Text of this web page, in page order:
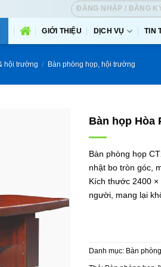
ĐĂNG NHẬP / ĐĂNG
GIỚI THIỆU DỊCH VỤ TIN
hội trường / Bàn phòng họp, hội trường
Bàn họp Hòa
Bàn phòng họp
nhật bo tròn góc,
Kích thước 2400
người, mang lại
Danh mục: Bàn